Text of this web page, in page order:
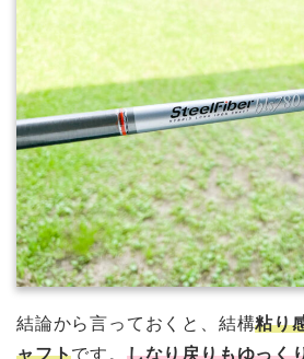
結論から言っておくと、結構粘り
ャフトです。 しなり戻りもゆっく